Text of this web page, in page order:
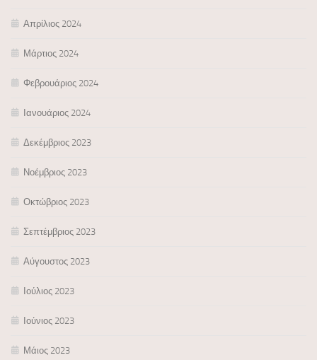
Απρίλιος 2024
Μάρτιος 2024
Φεβρουάριος 2024
Ιανουάριος 2024
Δεκέμβριος 2023
Νοέμβριος 2023
Οκτώβριος 2023
Σεπτέμβριος 2023
Αύγουστος 2023
Ιούλιος 2023
Ιούνιος 2023
Μάιος 2023